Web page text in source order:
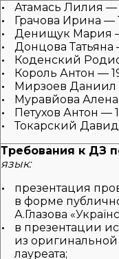
Атамась Лилия —
Грачова Ирина —
Денищук Мария
Донцова Татьяна
Коденский
Король Антон —
Мирзоев Даниил
Муравйова
Петухов Антон —
Токарский
Требования к ДЗ
язык:
презентация
в форме
А.Глазова
в презентации
из
лауреата;